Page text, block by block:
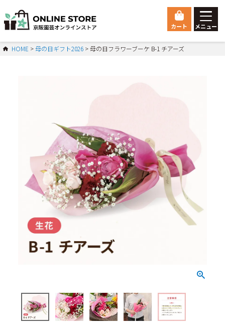
カート メニュー
ゲスト 様こんにちは
マイページ
ご利用ガイド
会員登録
お問い合わせ
会社概要
特定商取引法に基づく表示
HOME 母の日ギフト2026 母の日フラワーブーケ B-1 チアーズ